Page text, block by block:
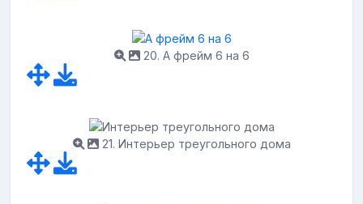
20. А фрейм 6 на 6
21. Интерьер треугольного дома